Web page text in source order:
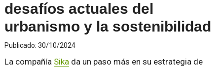
desafíos actuales del
urbanismo y la sostenibilidad
Publicado: 30/10/2024
La compañía Sikada un paso más en su estrategia de